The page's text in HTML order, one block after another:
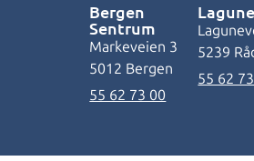
Bergen
Sentrum
Markeveien 3
5012 Bergen
55 62 73 00
5239
55 62